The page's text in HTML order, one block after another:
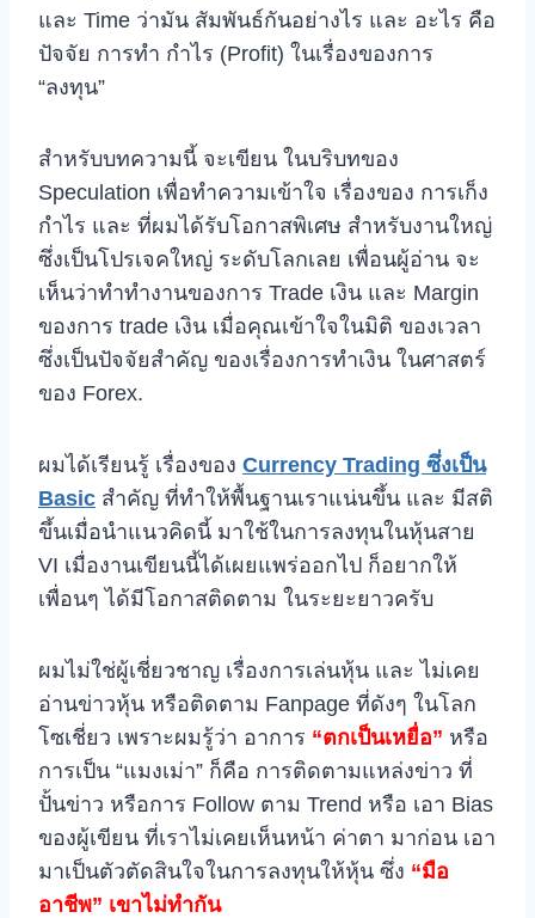
และ Time ว่ามัน สัมพันธ์กันอย่างไร และ อะไร คือ
ปัจจัย การทำ กำไร (Profit) ในเรื่องของการ
“ลงทุน”
สำหรับบทความนี้ จะเขียน ในบริบทของ
Speculation เพื่อทำความเข้าใจ เรื่องของ การเก็ง
กำไร และ ที่ผมได้รับโอกาสพิเศษ สำหรับงานใหญ่
ซึ่งเป็นโปรเจคใหญ่ ระดับโลกเลย เพื่อนผู้อ่าน จะ
เห็นว่าทำทำงานของการ Trade เงิน และ Margin
ของการ trade เงิน เมื่อคุณเข้าใจในมิติ ของเวลา
ซึ่งเป็นปัจจัยสำคัญ ของเรื่องการทำเงิน ในศาสตร์
ของ Forex.
ผมได้เรียนรู้ เรื่องของ Currency Trading ซึ่งเป็น
Basic สำคัญ ที่ทำให้พื้นฐานเราแน่นขึ้น และ มีสติ
ขึ้นเมื่อนำแนวคิดนี้ มาใช้ในการลงทุนในหุ้นสาย
VI เมื่องานเขียนนี้ได้เผยแพร่ออกไป ก็อยากให้
เพื่อนๆ ได้มีโอกาสติดตาม ในระยะยาวครับ
ผมไม่ใช่ผู้เชี่ยวชาญ เรื่องการเล่นหุ้น และ ไม่เคย
อ่านข่าวหุ้น หรือติดตาม Fanpage ที่ดังๆ ในโลก
โซเชี่ยว เพราะผมรู้ว่า อาการ “ตกเป็นเหยื่อ” หรือ
การเป็น “แมงเม่า” ก็คือ การติดตามแหล่งข่าว ที่
ปั้นข่าว หรือการ Follow ตาม Trend หรือ เอา Bias
ของผู้เขียน ที่เราไม่เคยเห็นหน้า ค่าตา มาก่อน เอา
มาเป็นตัวตัดสินใจในการลงทุนให้หุ้น ซึ่ง “มือ
อาชีพ” เขาไม่ทำกัน